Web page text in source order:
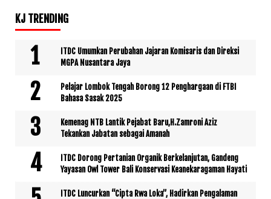
KJ TRENDING
ITDC Umumkan Perubahan Jajaran Komisaris dan Direksi
MGPA Nusantara Jaya
Pelajar Lombok Tengah Borong 12 Penghargaan di FTBI
Bahasa Sasak 2025
Kemenag NTB Lantik Pejabat Baru,H.Zamroni Aziz
Tekankan Jabatan sebagai Amanah
ITDC Dorong Pertanian Organik Berkelanjutan, Gandeng
Yayasan Owl Tower Bali Konservasi Keanekaragaman Hayati
ITDC Luncurkan “Cipta Rwa Loka”, Hadirkan Pengalaman